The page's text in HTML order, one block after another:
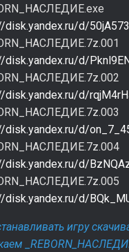
disk.yandex.ru/d/
disk.yandex.ru/d/
disk.yandex.ru/d/
disk.yandex.ru/d/
disk.yandex.ru/d/
disk.yandex.ru/d/
игру